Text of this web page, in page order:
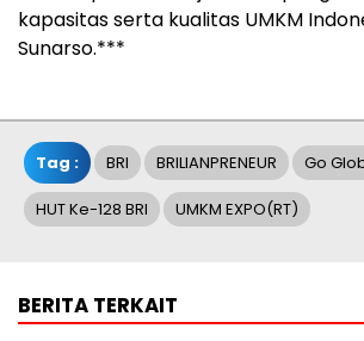
kapasitas serta kualitas UMKM
Sunarso.***
Tag : BRI BRILIANPRENEUR Go
HUT Ke-128 BRI UMKM EXPO(RT)
BERITA TERKAIT